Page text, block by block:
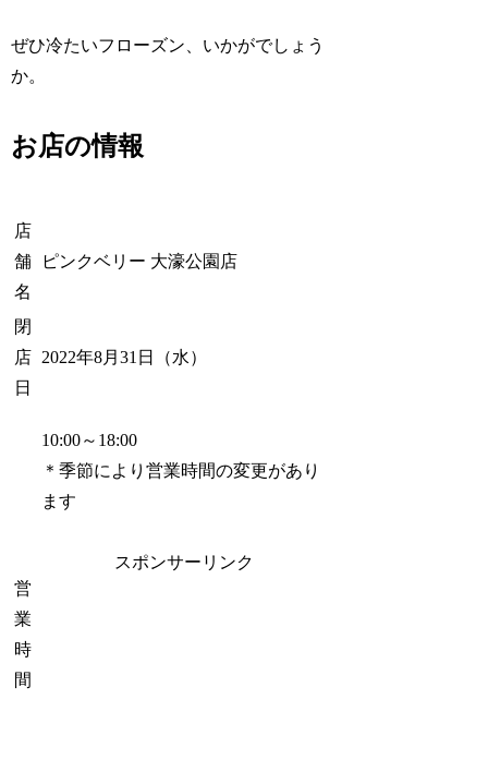
ぜひ冷たいフローズン、いかがでしょう
か。
お店の情報
店
舗
名
ピンクベリー 大濠公園店
閉
店
日
2022年8月31日（水）
営
業
時
間
10:00～18:00
＊季節により営業時間の変更があり
ます
スポンサーリンク